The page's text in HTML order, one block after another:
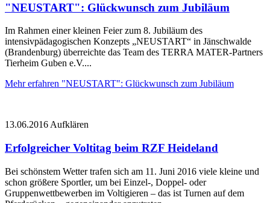
"NEUSTART": Glückwunsch zum Jubiläum
Im Rahmen einer kleinen Feier zum 8. Jubiläum des
intensivpädagogischen Konzepts „NEUSTART“ in Jänschwalde
(Brandenburg) überreichte das Team des TERRA MATER-Partners
Tierheim Guben e.V....
Mehr erfahren "NEUSTART": Glückwunsch zum Jubiläum
13.06.2016 Aufklären
Erfolgreicher Voltitag beim RZF Heideland
Bei schönstem Wetter trafen sich am 11. Juni 2016 viele kleine und
schon größere Sportler, um bei Einzel-, Doppel- oder
Gruppenwettbewerben im Voltigieren – das ist Turnen auf dem